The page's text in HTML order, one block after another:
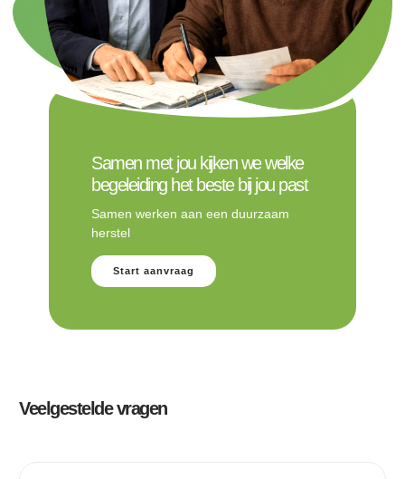
Samen met jou kijken we welke
begeleiding het beste bij jou past
Samen werken aan een duurzaam
herstel
Start aanvraag
Veelgestelde vragen